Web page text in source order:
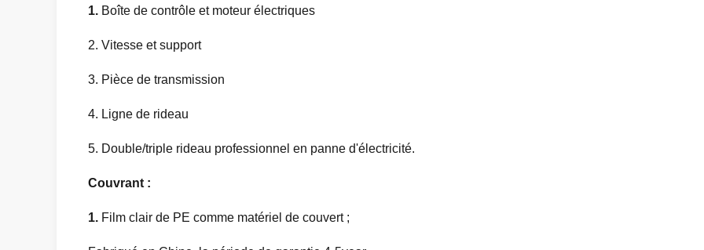
1. Boîte de contrôle et moteur électriques
2. Vitesse et support
3. Pièce de transmission
4. Ligne de rideau
5. Double/triple rideau professionnel en panne d'électricité.
Couvrant :
1. Film clair de PE comme matériel de couvert ;